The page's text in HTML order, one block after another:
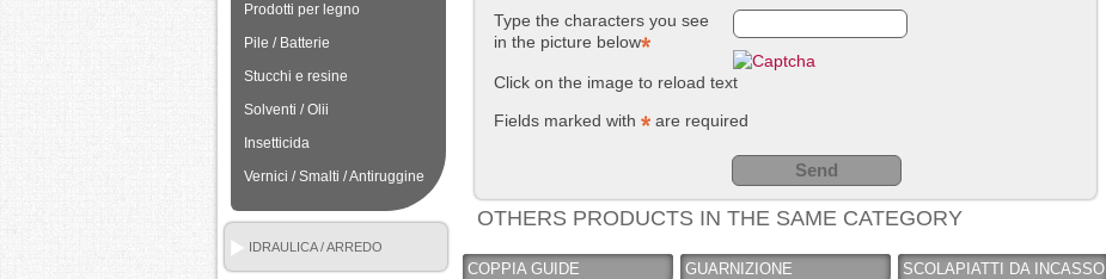
Prodotti per legno
Pile / Batterie
Stucchi e resine
Solventi / Olii
Insetticida
Vernici / Smalti / Antiruggine
IDRAULICA / ARREDO
BAGNO
Type the characters you see
in the picture below
Click on the image to reload text
Fields marked with
are required
OTHERS PRODUCTS IN THE SAME CATEGORY
COPPIA GUIDE GUARNIZIONE SCOLAPIATTI DA INCASSO